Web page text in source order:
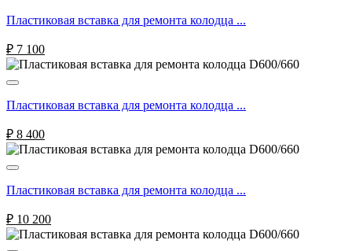
Пластиковая вставка для ремонта колодца ...
₽ 7 100
Пластиковая вставка для ремонта колодца ...
₽ 8 400
Пластиковая вставка для ремонта колодца ...
₽ 10 200